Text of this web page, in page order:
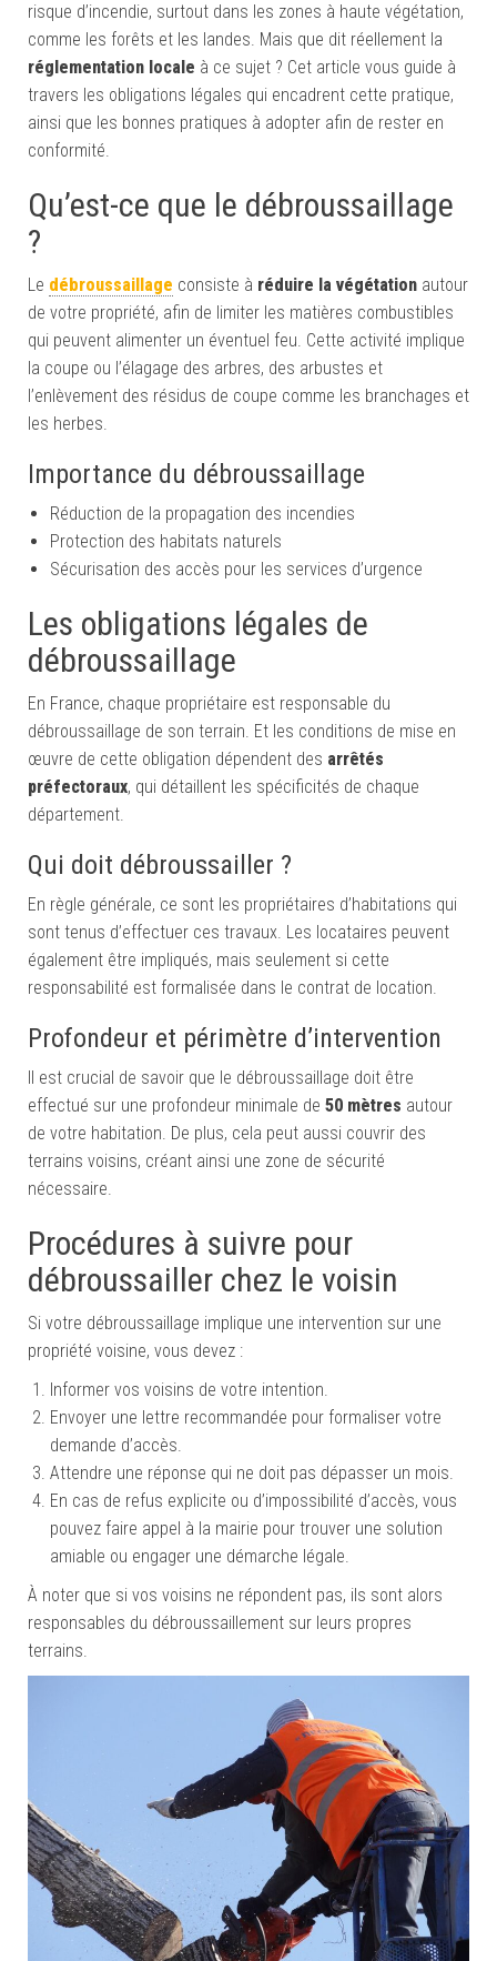
risque d’incendie, surtout dans les zones à haute végétation,
comme les forêts et les landes. Mais que dit réellement la
réglementation locale à ce sujet ? Cet article vous guide à
travers les obligations légales qui encadrent cette pratique,
ainsi que les bonnes pratiques à adopter afin de rester en
conformité.
Qu’est-ce que le débroussaillage
?
Le débroussaillage consiste à réduire la végétation autour
de votre propriété, afin de limiter les matières combustibles
qui peuvent alimenter un éventuel feu. Cette activité implique
la coupe ou l’élagage des arbres, des arbustes et
l’enlèvement des résidus de coupe comme les branchages et
les herbes.
Importance du débroussaillage
Réduction de la propagation des incendies
Protection des habitats naturels
Sécurisation des accès pour les services d’urgence
Les obligations légales de
débroussaillage
En France, chaque propriétaire est responsable du
débroussaillage de son terrain. Et les conditions de mise en
œuvre de cette obligation dépendent des arrêtés
préfectoraux, qui détaillent les spécificités de chaque
département.
Qui doit débroussailler ?
En règle générale, ce sont les propriétaires d’habitations qui
sont tenus d’effectuer ces travaux. Les locataires peuvent
également être impliqués, mais seulement si cette
responsabilité est formalisée dans le contrat de location.
Profondeur et périmètre d’intervention
Il est crucial de savoir que le débroussaillage doit être
effectué sur une profondeur minimale de 50 mètres autour
de votre habitation. De plus, cela peut aussi couvrir des
terrains voisins, créant ainsi une zone de sécurité
nécessaire.
Procédures à suivre pour
débroussailler chez le voisin
Si votre débroussaillage implique une intervention sur une
propriété voisine, vous devez :
Informer vos voisins de votre intention.
Envoyer une lettre recommandée pour formaliser votre
demande d’accès.
Attendre une réponse qui ne doit pas dépasser un mois.
En cas de refus explicite ou d’impossibilité d’accès, vous
pouvez faire appel à la mairie pour trouver une solution
amiable ou engager une démarche légale.
À noter que si vos voisins ne répondent pas, ils sont alors
responsables du débroussaillement sur leurs propres
terrains.